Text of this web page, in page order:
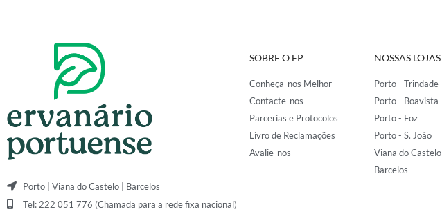
Porto | Viana do Castelo | Barcelos
Tel: 222 051 776 (Chamada para a rede fixa nacional)
SOBRE O EP
Conheça-nos Melhor
Contacte-nos
Parcerias e Protocolos
Livro de Reclamações
Avalie-nos
NOSSAS LOJAS
Porto - Trindade
Porto - Boavista
Porto - Foz
Porto - S. João
Viana do Castelo
Barcelos